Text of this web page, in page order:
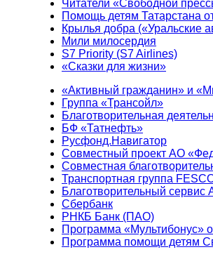
Читатели «Свободной
Помощь детям Татарстана
Крылья добра («Уральские
Мили милосердия
S7 Priority (S7 Airlines)
«Сказки для жизни»
«Активный гражданин» и
Группа «Трансойл»
Благотворительная
БФ «Татнефть»
Русфонд.Навигатор
Совместный проект АО
Совместная
Транспортная группа
Благотворительный сервис
Сбербанк
РНКБ Банк (ПАО)
Программа «Мультибонус»
Программа помощи детям